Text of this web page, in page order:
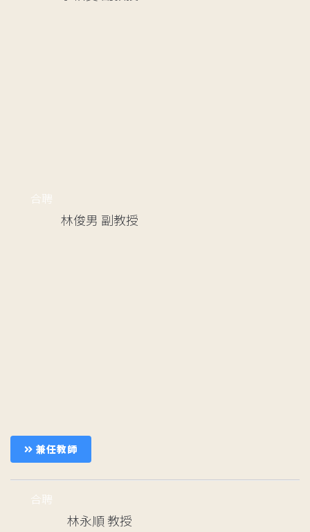
合聘
林俊男 副教授
兼任教師
合聘
林永順教授